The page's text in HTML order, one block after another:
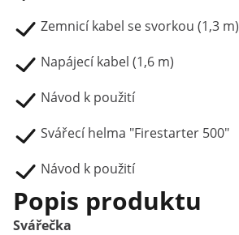
Zemnicí kabel se svorkou (1,3 m)
Napájecí kabel (1,6 m)
Návod k použití
Svářecí helma "Firestarter 500"
Návod k použití
Popis produktu
Svářečka